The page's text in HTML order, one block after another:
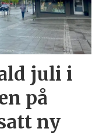
juli i
på
ny